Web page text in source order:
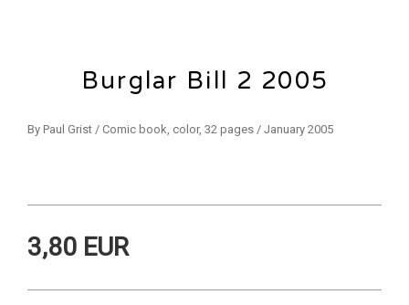
Burglar Bill 2 2005
By Paul Grist / Comic book, color, 32 pages / January 2005
3,80 EUR